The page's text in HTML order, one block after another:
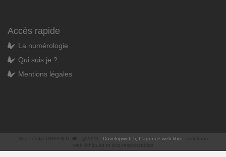
Accès rapide
La numérologie
Qui suis je ?
Mentions légales
Davelopweb.fr, L'agence web libre